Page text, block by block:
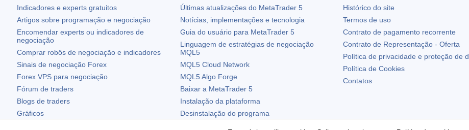
Indicadores e experts gratuitos
Artigos sobre programação e negociação
Encomendar experts ou indicadores de
negociação
Comprar robôs de negociação e indicadores
Sinais de negociação Forex
Forex VPS para negociação
Fórum de traders
Blogs de traders
Gráficos
Últimas atualizações do MetaTrader 5
Notícias, implementações e tecnologia
Guia do usuário para MetaTrader 5
Linguagem de estratégias de negociação
MQL5
MQL5 Cloud Network
MQL5 Algo Forge
Baixar a MetaTrader 5
Instalação da plataforma
Desinstalação do programa
Histórico do site
Termos de uso
Contrato de pagamento recorrente
Contrato de Representação - Oferta
Política de privacidade e proteção de
Política de Cookies
Contatos